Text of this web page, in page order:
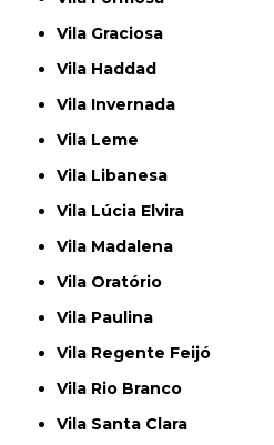
Vila Graciosa
Vila Haddad
Vila Invernada
Vila Leme
Vila Libanesa
Vila Lúcia Elvira
Vila Madalena
Vila Oratório
Vila Paulina
Vila Regente Feijó
Vila Rio Branco
Vila Santa Clara